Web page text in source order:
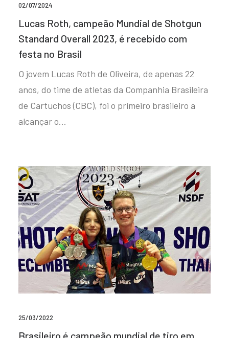
02/07/2024
Lucas Roth, campeão Mundial de Shotgun
Standard Overall 2023, é recebido com
festa no Brasil
O jovem Lucas Roth de Oliveira, de apenas 22
anos, do time de atletas da Companhia Brasileira
de Cartuchos (CBC), foi o primeiro brasileiro a
alcançar o…
25/03/2022